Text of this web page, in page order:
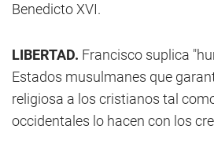
Benedicto XVI.
LIBERTAD. Francisco suplica
Estados musulmanes que
religiosa a los cristianos tal
occidentales lo hacen con los